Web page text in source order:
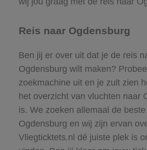
Reis naar Ogdensburg
Ben jij er over uit dat je de reis
Ogdensburg wilt maken?
zoekmachine uit en je zult zien
het overzicht van vluchten naar
is. We zoeken allemaal de
Ogdensburg en wij zijn ervan
Vliegticktets.nl dé juiste plek is